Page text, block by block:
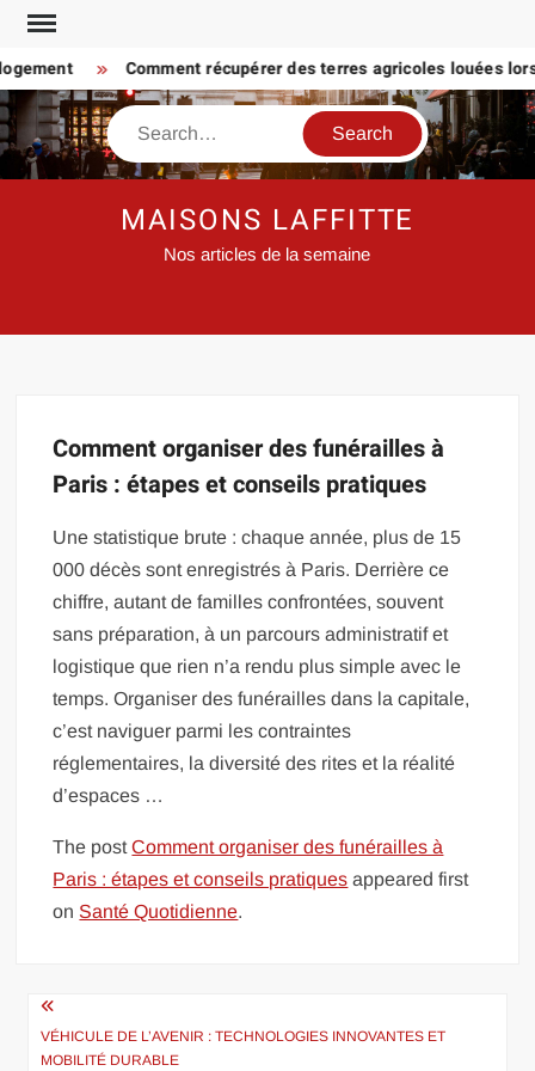
Skip
content
Comment récupérer des terres agricoles louées
Search
MAISONS LAFFITTE
Nos articles de la semaine
Comment organiser des funérailles à
Paris : étapes et conseils pratiques
Une statistique brute : chaque année, plus de 15
000 décès sont enregistrés à Paris. Derrière ce
chiffre, autant de familles confrontées, souvent
sans préparation, à un parcours administratif et
logistique que rien n’a rendu plus simple avec le
temps. Organiser des funérailles dans la capitale,
c’est naviguer parmi les contraintes
réglementaires, la diversité des rites et la réalité
d’espaces …
The postComment organiser des funérailles à
Paris : étapes et conseils pratiques appeared first
on Santé Quotidienne.
Navigation
de
VÉHICULE DE L’AVENIR : TECHNOLOGIES INNOVANTES ET
MOBILITÉ DURABLE